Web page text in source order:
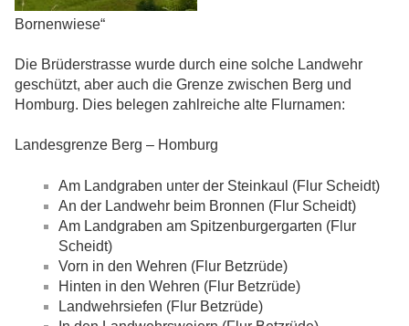
Bornenwiese“
Die Brüderstrasse wurde durch eine solche Landwehr
geschützt, aber auch die Grenze zwischen Berg und
Homburg. Dies belegen zahlreiche alte Flurnamen:
Landesgrenze Berg – Homburg
Am Landgraben unter der Steinkaul (Flur Scheidt)
An der Landwehr beim Bronnen (Flur Scheidt)
Am Landgraben am Spitzenburgergarten (Flur
Scheidt)
Vorn in den Wehren (Flur Betzrüde)
Hinten in den Wehren (Flur Betzrüde)
Landwehrsiefen (Flur Betzrüde)